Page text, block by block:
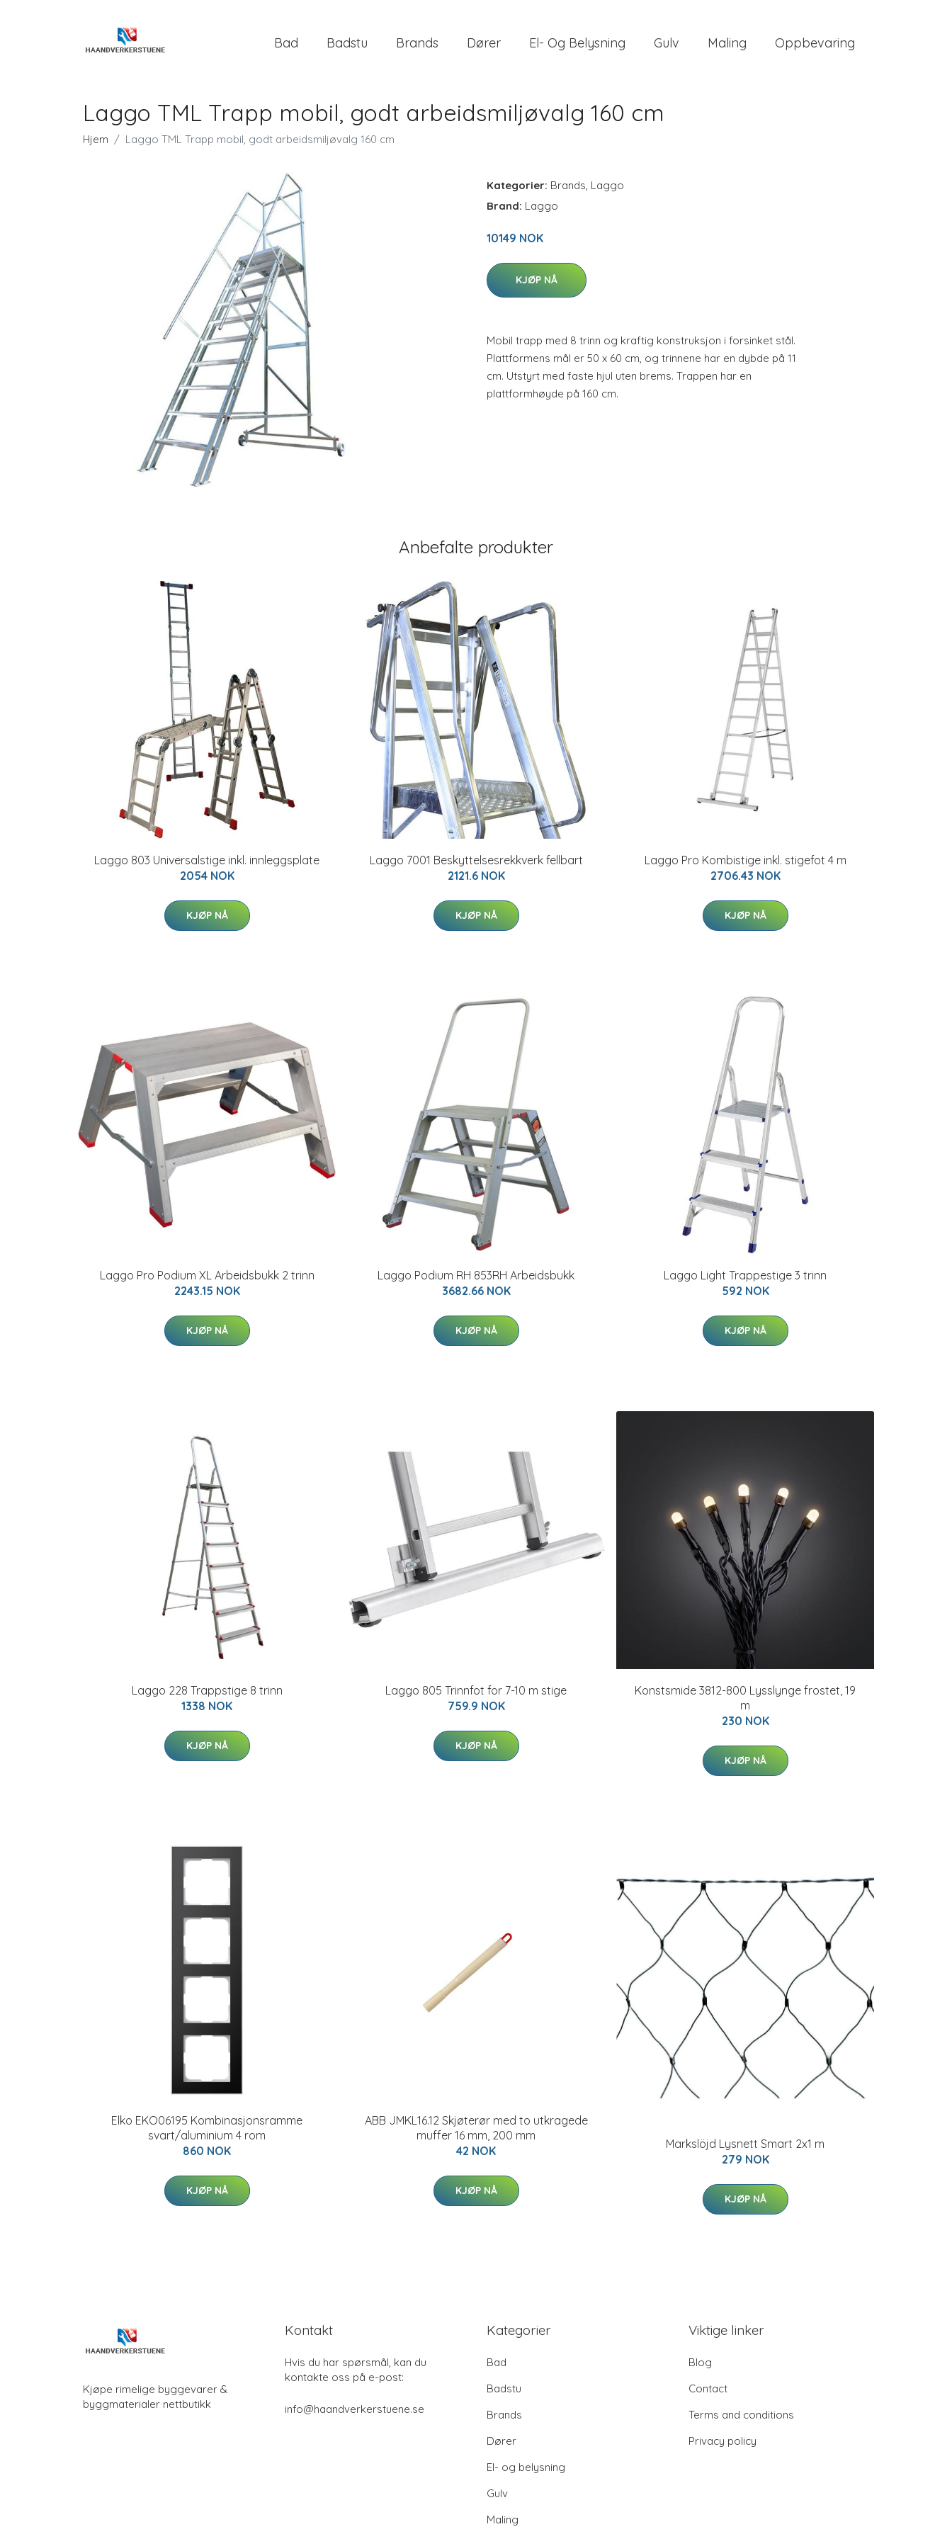
Bad Badstu Brands Dører El- Og Belysning Gulv Maling Oppbevaring
Laggo TML Trapp mobil, godt arbeidsmiljøvalg 160 cm
Hjem Laggo TML Trapp mobil, godt arbeidsmiljøvalg 160 cm
Kategorier: Brands, Laggo
Brand: Laggo
10149 NOK
KJØP NÅ
Mobil trapp med 8 trinn og kraftig konstruksjon i forsinket stål.
Plattformens mål er 50 x 60 cm, og trinnene har en dybde på 11
cm. Utstyrt med faste hjul uten brems. Trappen har en
plattformhøyde på 160 cm.
Anbefalte produkter
Laggo 803 Universalstige inkl. innleggsplate
2054 NOK
KJØP NÅ
Laggo 7001 Beskyttelsesrekkverk fellbart
2121.6 NOK
KJØP NÅ
Laggo Pro Kombistige inkl. stigefot 4 m
2706.43 NOK
KJØP NÅ
Laggo Pro Podium XL Arbeidsbukk 2 trinn
2243.15 NOK
KJØP NÅ
Laggo Podium RH 853RH Arbeidsbukk
3682.66 NOK
KJØP NÅ
Laggo Light Trappestige 3 trinn
592 NOK
KJØP NÅ
Laggo 228 Trappstige 8 trinn
1338 NOK
KJØP NÅ
Laggo 805 Trinnfot for 7-10 m stige
759.9 NOK
KJØP NÅ
Konstsmide 3812-800 Lysslynge frostet, 19
m
230 NOK
KJØP NÅ
Elko EKO06195 Kombinasjonsramme
svart/aluminium 4 rom
860 NOK
KJØP NÅ
ABB JMKL16.12 Skjøterør med to utkragede
muffer 16 mm, 200 mm
42 NOK
KJØP NÅ
Markslöjd Lysnett Smart 2x1 m
279 NOK
KJØP NÅ
Kjøpe rimelige byggevarer &
byggmaterialer nettbutikk
Kontakt
Hvis du har spørsmål, kan du
kontakte oss på e-post:
info@haandverkerstuene.se
Kategorier
Bad
Badstu
Brands
Dører
El- og belysning
Gulv
Maling
Viktige linker
Blog
Contact
Terms and conditions
Privacy policy